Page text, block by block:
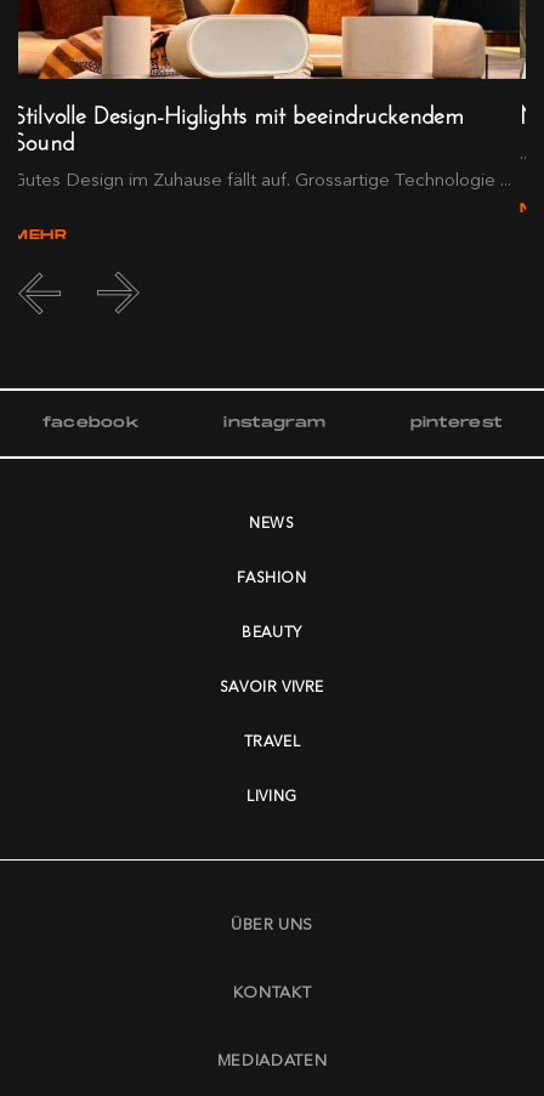
Stilvolle Design-Higlights mit beeindruckendem
Sound
Gutes Design im Zuhause fällt auf. Grossartige Technologie ...
MEHR
...
facebook instagram pinterest
NEWS
FASHION
BEAUTY
SAVOIR VIVRE
TRAVEL
LIVING
ÜBER UNS
KONTAKT
MEDIADATEN